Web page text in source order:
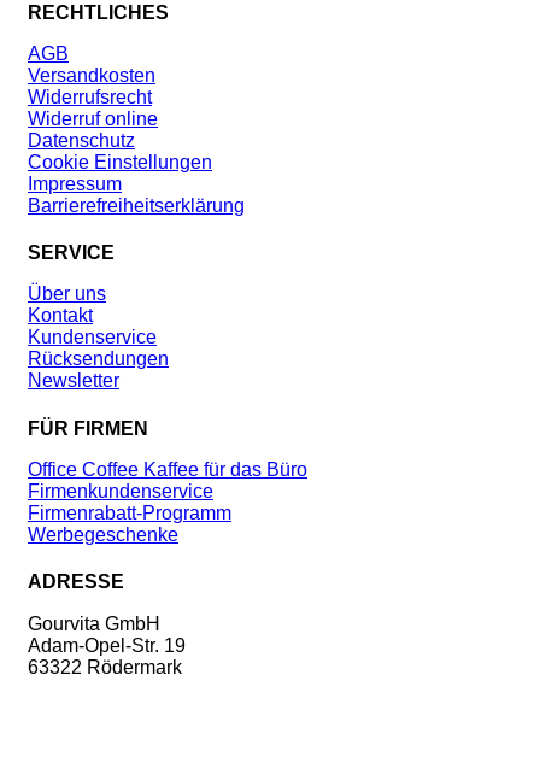
RECHTLICHES
AGB
Versandkosten
Widerrufsrecht
Widerruf online
Datenschutz
Cookie Einstellungen
Impressum
Barrierefreiheitserklärung
SERVICE
Über uns
Kontakt
Kundenservice
Rücksendungen
Newsletter
FÜR FIRMEN
Office Coffee Kaffee für das Büro
Firmenkundenservice
Firmenrabatt-Programm
Werbegeschenke
ADRESSE
Gourvita GmbH
Adam-Opel-Str. 19
63322 Rödermark